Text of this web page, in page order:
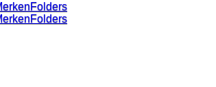
Folders
Folders